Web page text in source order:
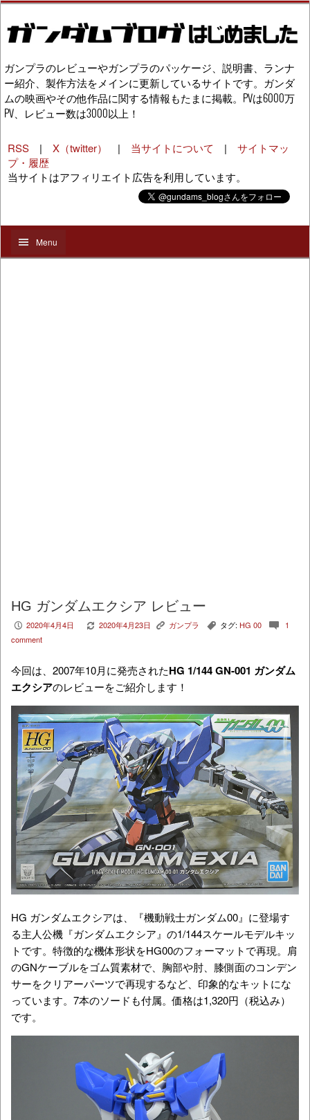
ガンプラのレビューやガンプラのパッケージ、説明書、ランナ
ー紹介、製作方法をメインに更新しているサイトです。ガンダ
ムの映画やその他作品に関する情報もたまに掲載。PVは6000万
PV、レビュー数は3000以上！
RSS | X（twitter） | 当サイトについて | サイトマッ
プ・履歴
当サイトはアフィリエイト広告を利用しています。
Menu
HG ガンダムエクシア レビュー
P 2020年4月4日 V 2020年4月23日 K ガンプラ , タグ: HG 00 c
1
comment
今回は、2007年10月に発売されたHG 1/144 GN-001 ガンダム
エクシアのレビューをご紹介します！
HG ガンダムエクシアは、『機動戦士ガンダム00』に登場す
る主人公機『ガンダムエクシア』の1/144スケールモデルキッ
トです。特徴的な機体形状をHG00のフォーマットで再現。肩
のGNケーブルをゴム質素材で、胸部や肘、膝側面のコンデン
サーをクリアーパーツで再現するなど、印象的なキットにな
っています。7本のソードも付属。価格は1,320円（税込み）
です。